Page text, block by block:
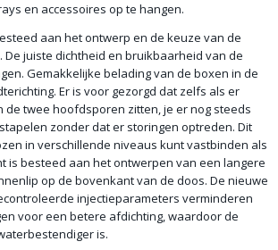
en accessoires op te hangen.
aan het ontwerp en de keuze van de
De juiste dichtheid en bruikbaarheid van de
Gemakkelijke belading van de boxen in de
Er is voor gezorgd dat zelfs als er
de twee hoofdsporen zitten, je er nog steeds
zonder dat er storingen optreden. Dit
in verschillende niveaus kunt vastbinden als
is besteed aan het ontwerpen van een langere
op de bovenkant van de doos. De nieuwe
injectieparameters verminderen
voor een betere afdichting, waardoor de
is.